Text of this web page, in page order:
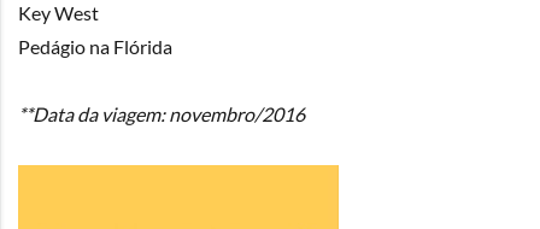
Key West
Pedágio na Flórida
**Data da viagem: novembro/2016